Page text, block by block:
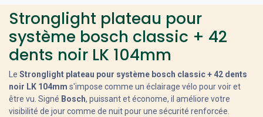
Stronglight plateau pour
système bosch classic + 42
dents noir LK 104mm
Le Stronglight plateau pour système bosch classic + 42 dents
noir LK 104mm s'impose comme un éclairage vélo pour voir et
être vu. Signé Bosch, puissant et économe, il améliore votre
visibilité de jour comme de nuit pour une sécurité renforcée.